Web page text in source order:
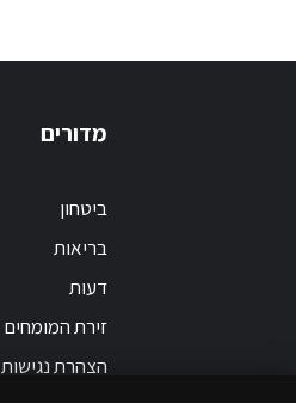
מדורים
ביטחון
בריאות
דעות
זירת המומחים
הצהרת נגישות